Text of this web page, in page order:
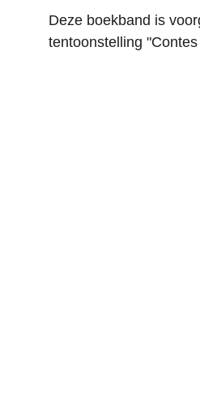
Deze boekband is
tentoonstelling